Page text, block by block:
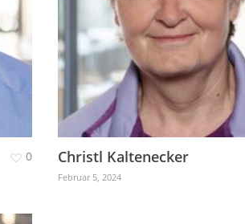
0 Christl Kaltenecker
Februar 5, 2024